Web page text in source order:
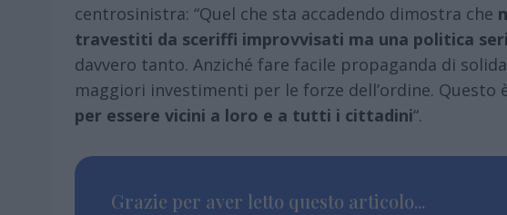
centrosinistra: “Quel che sta accadendo dimostra che
travestiti da sceriffi improvvisati ma una politica
davvero tanto. Anziché fare facile propaganda di
maggiori investimenti per le forze dell’ordine. Questo
per essere vicini a loro e a tutti i cittadini“.
Grazie per aver letto questo articolo...